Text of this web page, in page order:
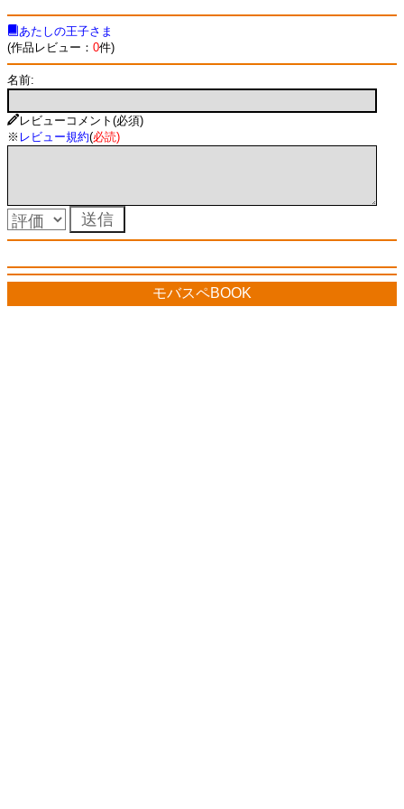
あたしの王子さま
(作品レビュー： 0件)
名前:
レビューコメント(必須)
※ レビュー規約(必読)
モバスペBOOK